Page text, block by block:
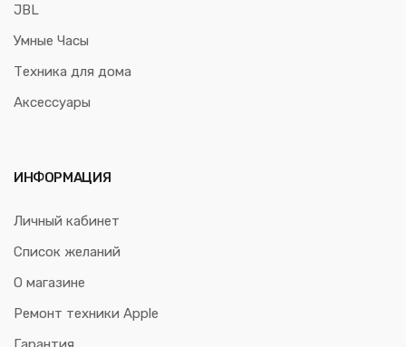
JBL
Умные Часы
Техника для дома
Аксессуары
ИНФОРМАЦИЯ
Личный кабинет
Список желаний
О магазине
Ремонт техники Apple